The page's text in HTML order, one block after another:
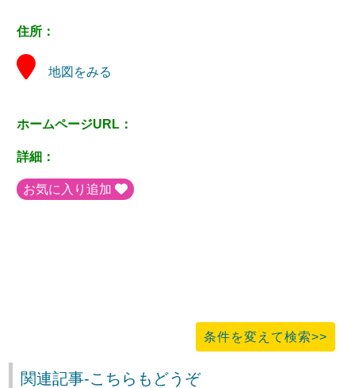
住所：
地図をみる
ホームページURL：
詳細：
お気に入り追加
条件を変えて検索>>
関連記事-こちらもどうぞ